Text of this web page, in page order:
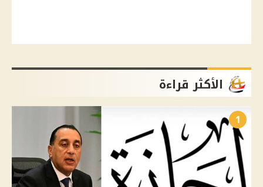
الأكثر قراءة
1